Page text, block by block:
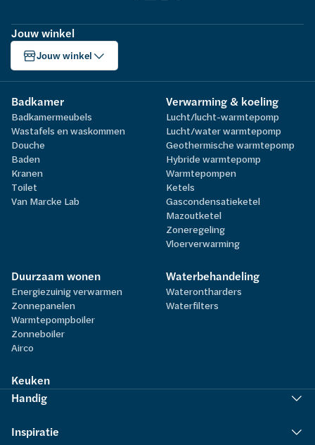
Jouw winkel
Jouw winkel
Badkamer
Badkamermeubels
Wastafels en waskommen
Douche
Baden
Kranen
Toilet
Van Marcke Lab
Verwarming & koeling
Lucht/lucht-warmtepomp
Lucht/water warmtepomp
Geothermische warmtepomp
Hybride warmtepomp
Warmtepompen
Ketels
Gascondensatieketel
Mazoutketel
Zoneregeling
Vloerverwarming
Duurzaam wonen
Energiezuinig verwarmen
Zonnepanelen
Warmtepompboiler
Zonneboiler
Airco
Waterbehandeling
Waterontharders
Waterfilters
Keuken
Handig
Inspiratie